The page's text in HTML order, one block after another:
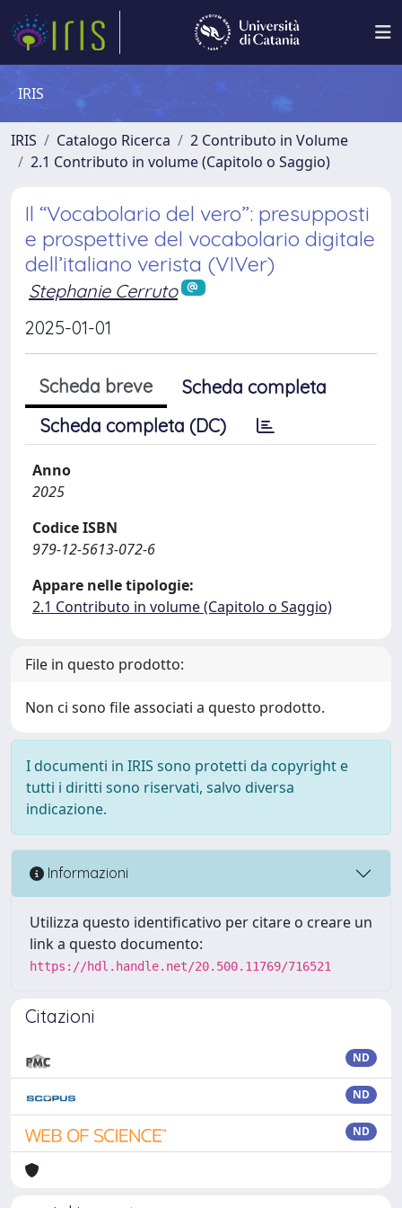
IRIS
IRIS Catalogo Ricerca
2 Contributo in Volume
2.1 Contributo in volume (Capitolo o Saggio)
Il “Vocabolario del vero”: presupposti
e prospettive del vocabolario digitale
dell’italiano verista (VIVer)
Stephanie Cerruto
2025-01-01
Scheda breve
Scheda completa
Scheda completa (DC)
Anno
2025
Codice ISBN
979-12-5613-072-6
Appare nelle tipologie:
2.1 Contributo in volume (Capitolo o Saggio)
File in questo prodotto:
Non ci sono file associati a questo prodotto.
I documenti in IRIS sono protetti da copyright e
tutti i diritti sono riservati, salvo diversa
indicazione.
Informazioni
Utilizza questo identificativo per citare o creare un
link a questo documento:
https://hdl.handle.net/20.500.11769/716521
Citazioni
ND
ND
ND